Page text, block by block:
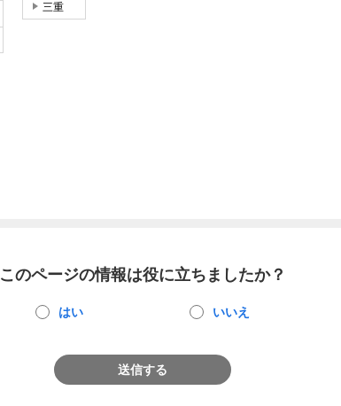
三重
このページの情報は役に立ちましたか？
はい いいえ
送信する